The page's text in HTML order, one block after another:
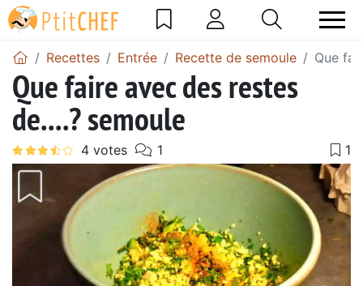
Recettes Entrée Recette de semoule Que
Que faire avec des restes
de....? semoule